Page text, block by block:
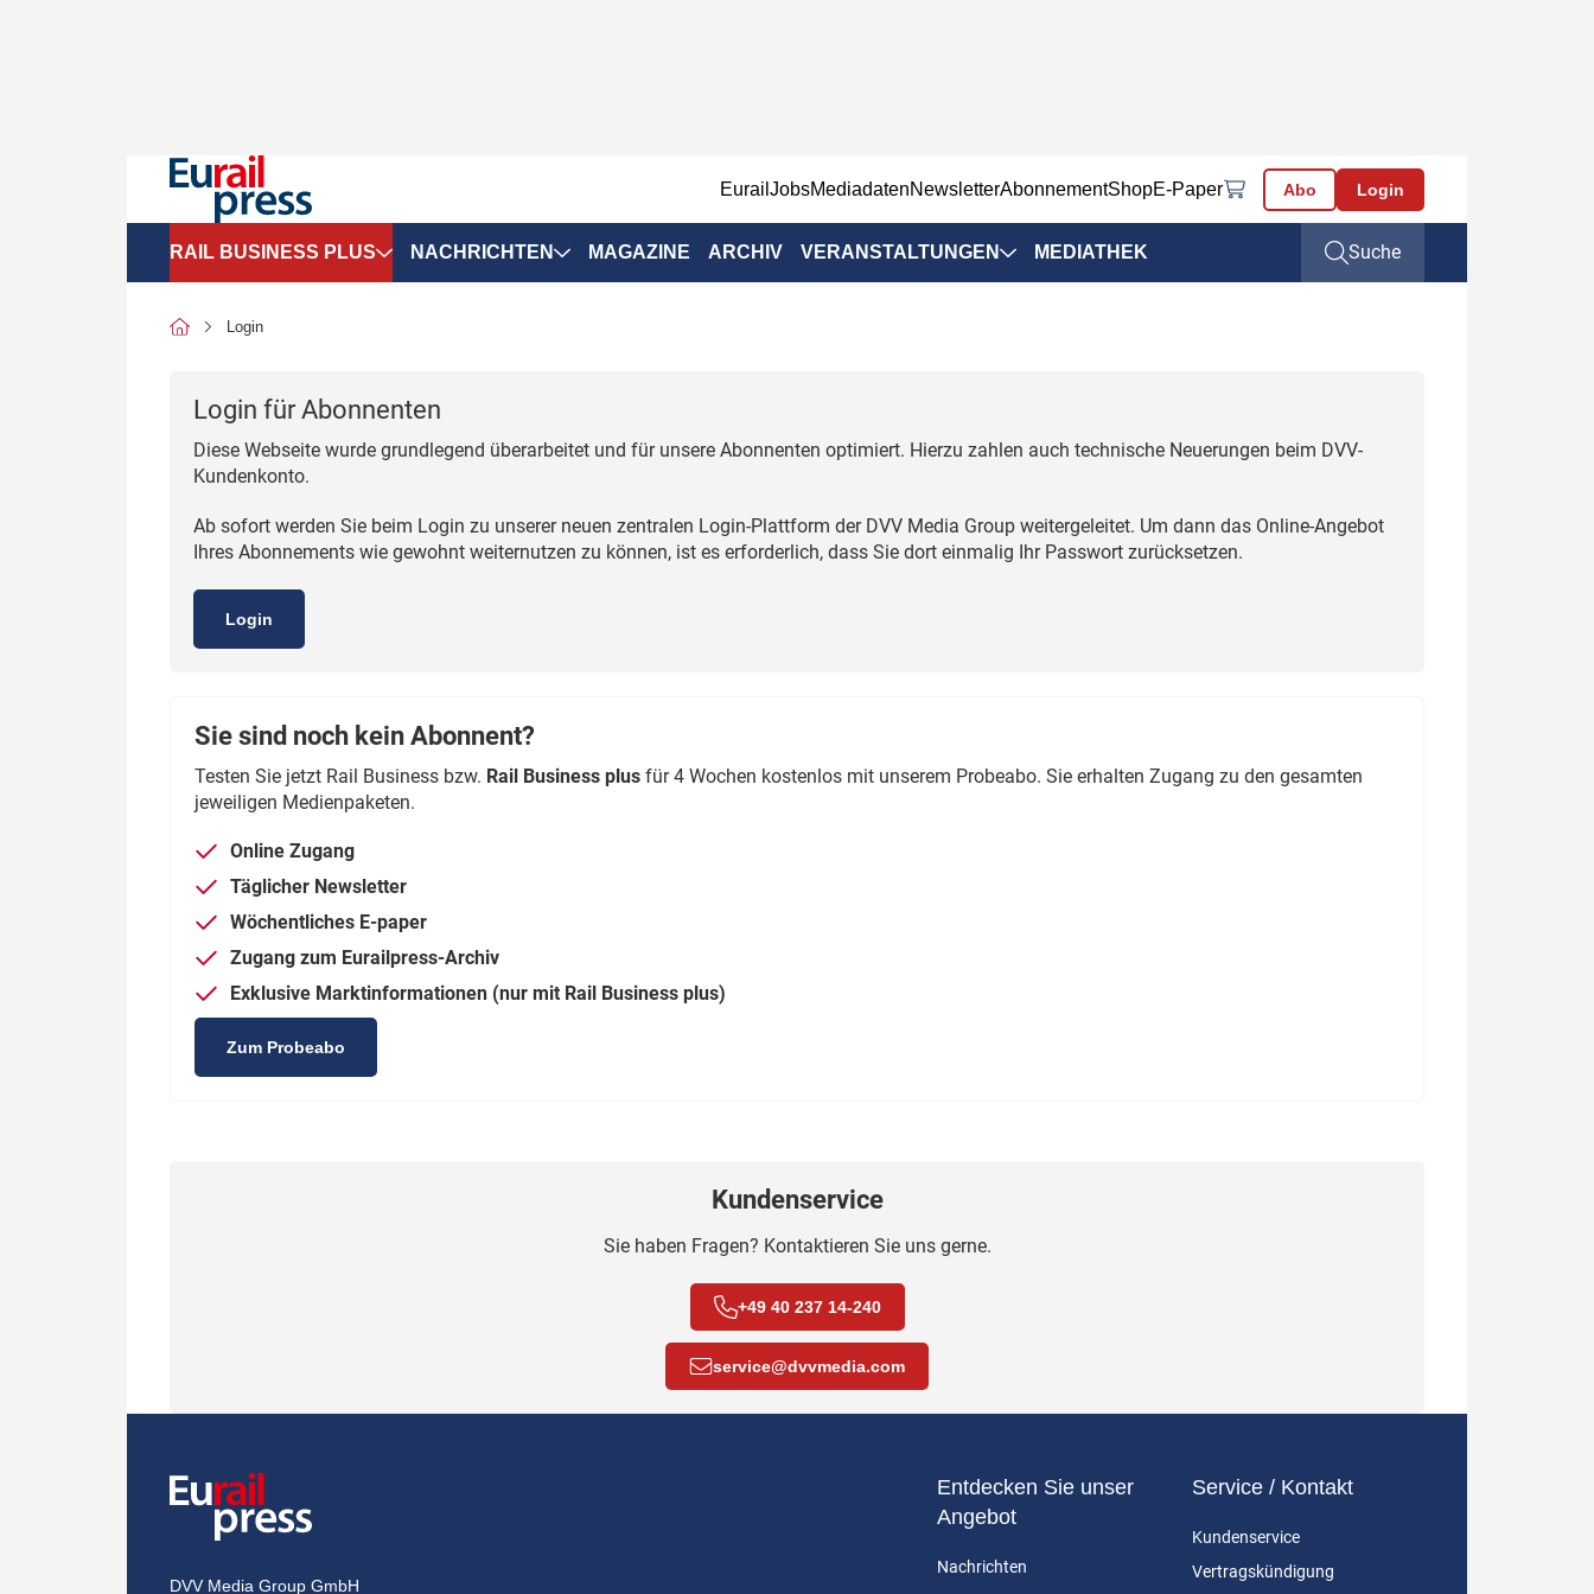
EurailJobsMediadatenNewsletterAbonnementShopE-Paper Abo Login
RAIL BUSINESS PLUS
SPNV-Marktdaten
Bilanzen
Politik
wen?
Start-Up-Check
Thema des Monats
Dossier: ETCS
Dossier:
Stellwerksbesetzung
NACHRICHTEN
Personen & Positionen
Unternehmen & Märkte
Fahrzeuge & Komponenten
MAGAZINE ARCHIV VERANSTALTUNGEN
Eurailpress Career Boost
MEDIATHEK Suche
Login
Login für Abonnenten
Diese Webseite wurde grundlegend überarbeitet und für unsere Abonnenten optimiert. Hierzu zahlen auch technische Neuerungen beim DVV-
Kundenkonto.
Ab sofort werden Sie beim Login zu unserer neuen zentralen Login-Plattform der DVV Media Group weitergeleitet. Um dann das Online-Angebot
Ihres Abonnements wie gewohnt weiternutzen zu können, ist es erforderlich, dass Sie dort einmalig Ihr Passwort zurücksetzen.
Login
Sie sind noch kein Abonnent?
Testen Sie jetzt Rail Business bzw. Rail Business plus für 4 Wochen kostenlos mit unserem Probeabo. Sie erhalten Zugang zu den gesamten
jeweiligen Medienpaketen.
Online Zugang
Täglicher Newsletter
Wöchentliches E-paper
Zugang zum Eurailpress-Archiv
Exklusive Marktinformationen (nur mit Rail Business plus)
Zum Probeabo
Kundenservice
Sie haben Fragen? Kontaktieren Sie uns gerne.
+49 40 237 14-240
service@dvvmedia.com
DVV Media Group GmbH
Entdecken Sie unser
Angebot
Nachrichten
Service / Kontakt
Kundenservice
Vertragskündigung